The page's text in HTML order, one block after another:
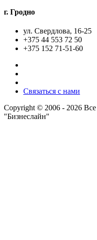
г. Гродно
ул. Свердлова, 16-25
+375 44 553 72 50
+375 152 71-51-60
Связаться с нами
Copyright © 2006 - 2026
"Бизнеслайн"